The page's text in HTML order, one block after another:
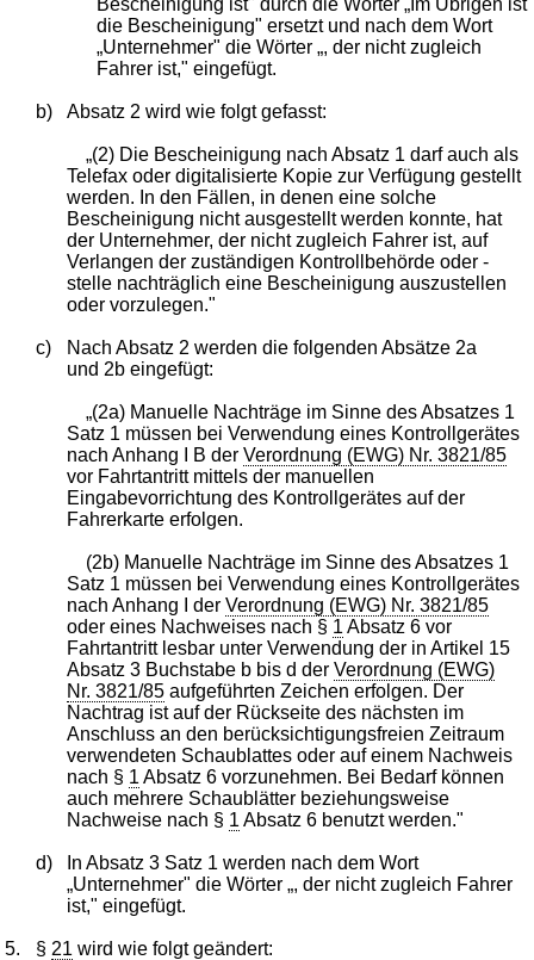
die Bescheinigung" ersetzt und nach dem Wort
„Unternehmer" die Wörter „, der nicht zugleich
Fahrer ist," eingefügt.
b) Absatz 2 wird wie folgt gefasst:
„(2) Die Bescheinigung nach Absatz 1 darf auch als
Telefax oder digitalisierte Kopie zur Verfügung gestellt
werden. In den Fällen, in denen eine solche
Bescheinigung nicht ausgestellt werden konnte, hat
der Unternehmer, der nicht zugleich Fahrer ist, auf
Verlangen der zuständigen Kontrollbehörde oder -
stelle nachträglich eine Bescheinigung auszustellen
oder vorzulegen."
c)
Nach Absatz 2 werden die folgenden Absätze 2a
und 2b eingefügt:
„(2a) Manuelle Nachträge im Sinne des Absatzes 1
Satz 1 müssen bei Verwendung eines Kontrollgerätes
nach Anhang I B der Verordnung (EWG) Nr. 3821/85
vor Fahrtantritt mittels der manuellen
Eingabevorrichtung des Kontrollgerätes auf der
Fahrerkarte erfolgen.
(2b) Manuelle Nachträge im Sinne des Absatzes 1
Satz 1 müssen bei Verwendung eines Kontrollgerätes
nach Anhang I der Verordnung (EWG) Nr. 3821/85
oder eines Nachweises nach § 1 Absatz 6 vor
Fahrtantritt lesbar unter Verwendung der in Artikel 15
Absatz 3 Buchstabe b bis d der Verordnung (EWG)
Nr. 3821/85aufgeführten Zeichen erfolgen. Der
Nachtrag ist auf der Rückseite des nächsten im
Anschluss an den berücksichtigungsfreien Zeitraum
verwendeten Schaublattes oder auf einem Nachweis
nach § 1 Absatz 6 vorzunehmen. Bei Bedarf können
auch mehrere Schaublätter beziehungsweise
Nachweise nach § 1 Absatz 6 benutzt werden."
d)
In Absatz 3 Satz 1 werden nach dem Wort
„Unternehmer" die Wörter „, der nicht zugleich Fahrer
ist," eingefügt.
5. § 21 wird wie folgt geändert: